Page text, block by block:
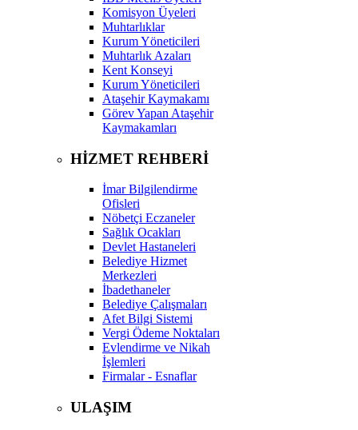
Komisyon Üyeleri
Muhtarlıklar
Kurum Yöneticileri
Muhtarlık Azaları
Kent Konseyi
Kurum Yöneticileri
Ataşehir Kaymakamı
Görev Yapan Ataşehir
Kaymakamları
HİZMET REHBERİ
İmar Bilgilendirme
Ofisleri
Nöbetçi Eczaneler
Sağlık Ocakları
Devlet Hastaneleri
Belediye Hizmet
Merkezleri
İbadethaneler
Belediye Çalışmaları
Afet Bilgi Sistemi
Vergi Ödeme Noktaları
Evlendirme ve Nikah
İşlemleri
Firmalar - Esnaflar
ULAŞIM